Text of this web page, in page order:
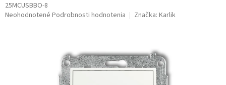
25MCUSBBO-8
Priemerné
Neohodnotené Podrobnosti hodnotenia Značka: Karlik